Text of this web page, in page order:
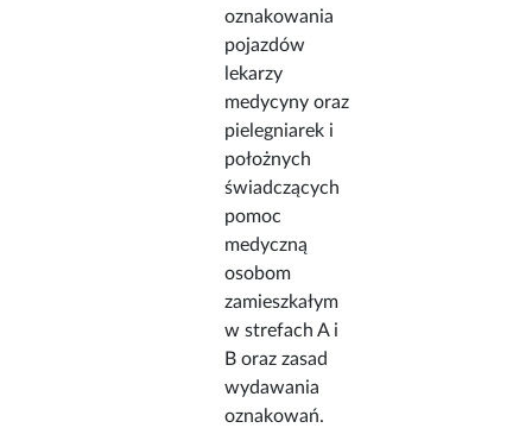
oznakowania
pojazdów
lekarzy
medycyny oraz
pielegniarek i
położnych
świadczących
pomoc
medyczną
osobom
zamieszkałym
w strefach A i
B oraz zasad
wydawania
oznakowań.